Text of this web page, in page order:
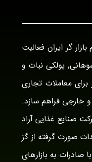
آراد در سال ۱۳۹۴ با نام بازار گز ایران فعالیت
خود رو در زمینه ی عرضه گز٬ گز سوهانی٬ پولکی نبات و
معاملات تجاری
و خارجی فراهم سازد.
صنایع غذایی آراد
صورت گرفته از گز
صادرات به بازارهای